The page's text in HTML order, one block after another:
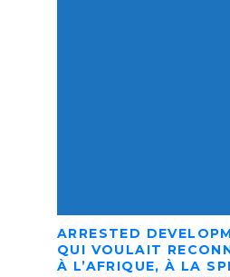
ARRESTED
QUI VOULAIT
À L’AFRIQUE, À LA